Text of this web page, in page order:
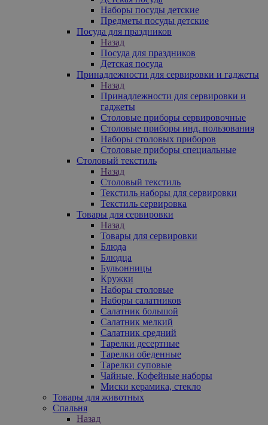
Наборы посуды детские
Предметы посуды детские
Посуда для праздников
Назад
Посуда для праздников
Детская посуда
Принадлежности для сервировки и гаджеты
Назад
Принадлежности для сервировки и
гаджеты
Столовые приборы сервировочные
Столовые приборы инд. пользования
Наборы столовых приборов
Столовые приборы специальные
Столовый текстиль
Назад
Столовый текстиль
Текстиль наборы для сервировки
Текстиль сервировка
Товары для сервировки
Назад
Товары для сервировки
Блюда
Блюдца
Бульонницы
Кружки
Наборы столовые
Наборы салатников
Салатник большой
Салатник мелкий
Салатник средний
Тарелки десертные
Тарелки обеденные
Тарелки суповые
Чайные, Кофейные наборы
Миски керамика, стекло
Товары для животных
Спальня
Назад